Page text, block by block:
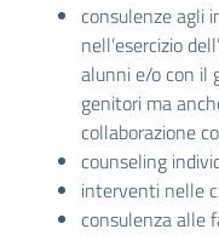
consulenze agli
nell’esercizio
alunni e/o con il
genitori ma
collaborazione
counseling
interventi nelle
consulenza alle